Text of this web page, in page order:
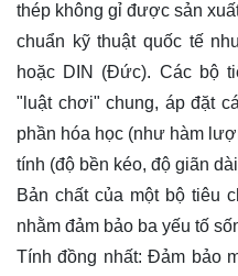
thép không gỉ được sản
chuẩn kỹ thuật quốc tế
hoặc DIN (Đức). Các bộ
"luật chơi" chung, áp đặt
phần hóa học (như hàm
tính (độ bền kéo, độ giãn
Bản chất của một bộ tiêu
nhằm đảm bảo ba yếu tố
Tính đồng nhất: Đảm bảo